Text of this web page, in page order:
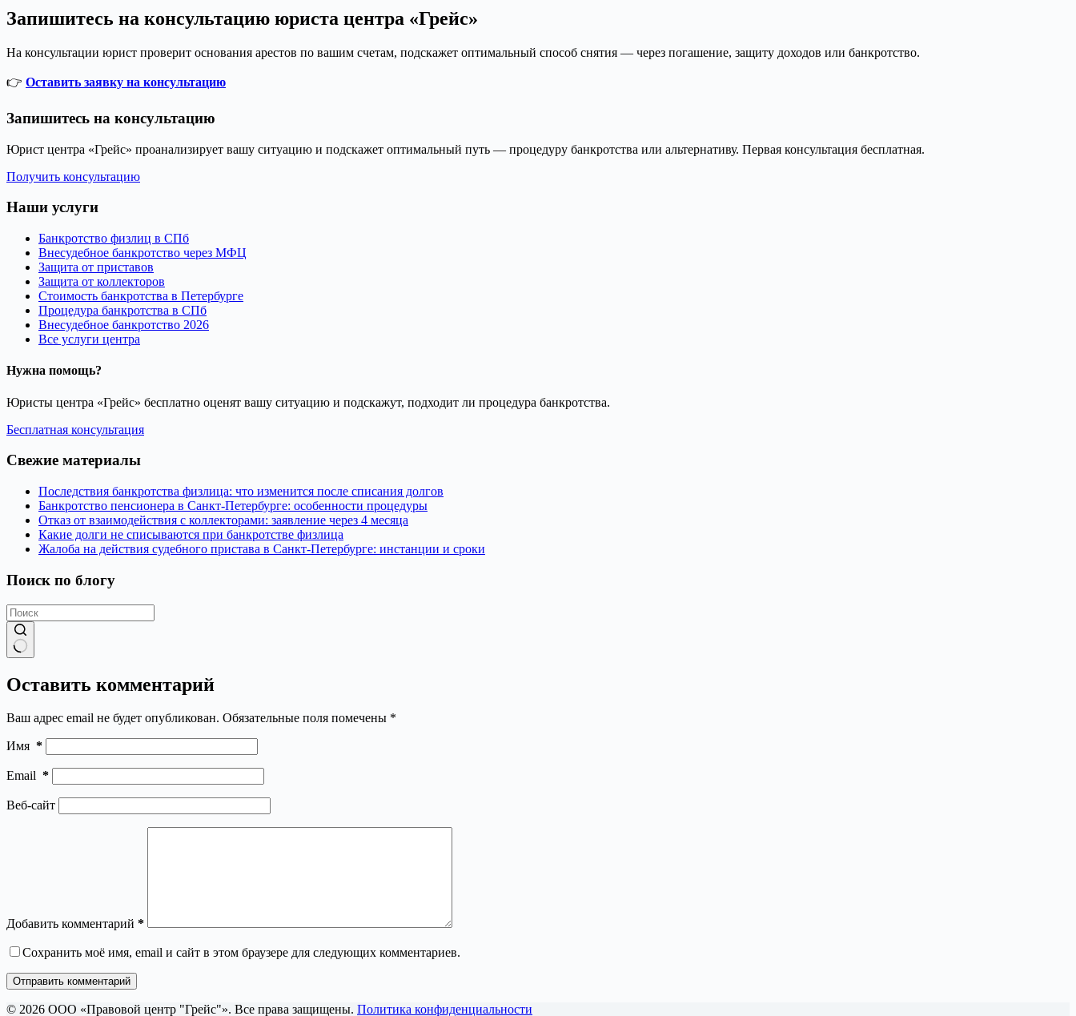
Запишитесь на консультацию юриста центра «Грейс»
На консультации юрист проверит основания арестов по вашим счетам, подскажет оптимальный способ снятия — через погашение, защиту доходов или банкротство.
👉 Оставить заявку на консультацию
Запишитесь на консультацию
Юрист центра «Грейс» проанализирует вашу ситуацию и подскажет оптимальный путь — процедуру банкротства или альтернативу. Первая консультация бесплатная.
Получить консультацию
Наши услуги
Банкротство физлиц в СПб
Внесудебное банкротство через МФЦ
Защита от приставов
Защита от коллекторов
Стоимость банкротства в Петербурге
Процедура банкротства в СПб
Внесудебное банкротство 2026
Все услуги центра
Нужна помощь?
Юристы центра «Грейс» бесплатно оценят вашу ситуацию и подскажут, подходит ли процедура банкротства.
Бесплатная консультация
Свежие материалы
Последствия банкротства физлица: что изменится после списания долгов
Банкротство пенсионера в Санкт-Петербурге: особенности процедуры
Отказ от взаимодействия с коллекторами: заявление через 4 месяца
Какие долги не списываются при банкротстве физлица
Жалоба на действия судебного пристава в Санкт-Петербурге: инстанции и сроки
Поиск по блогу
результатов
Оставить комментарий
Ваш адрес email не будет опубликован. Обязательные поля помечены *
Имя *
Email *
Веб-сайт
Добавить комментарий *
Сохранить моё имя, email и сайт в этом браузере для следующих комментариев.
Отправить комментарий
© 2026 ООО «Правовой центр "Грейс"». Все права защищены. Политика конфиденциальности